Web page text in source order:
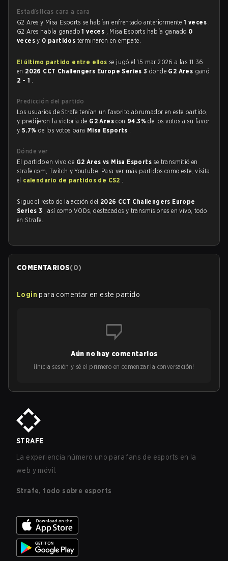
Estadísticas cara a cara
G2 Ares y Misa Esports se habían enfrentado anteriormente1 veces .
G2 Ares había ganado1 veces , Misa Esports había ganado 0
vecesy 0 partidos terminaron en empate.
El último partido entre ellos se jugó el 15 mar 2026 a las 11:36
en 2026 CCT Challengers Europe Series 3donde G2 Ares ganó
2 - 1 .
Predicción del partido
Los usuarios de Strafe tenían un favorito abrumador en este partido,
y predijeron la victoria de G2 Arescon 94.3%de los votos a su favor
y 5.7% de los votos para Misa Esports .
Dónde ver
El partido en vivo de G2 Ares vs Misa Esports se transmitió en
strafe.com, Twitch y Youtube. Para ver más partidos como este, visita
el calendario de partidos de CS2 .
Sigue el resto de la acción del 2026 CCT Challengers Europe
Series 3 , así como VODs, destacados y transmisiones en vivo, todo
en Strafe.
COMENTARIOS(0)
Login para comentar en este partido
Aún no hay comentarios
¡Inicia sesión y sé el primero en comenzar la conversación!
STRAFE
La experiencia número uno para fans de esports en la
web y móvil.
Strafe, todo sobre esports